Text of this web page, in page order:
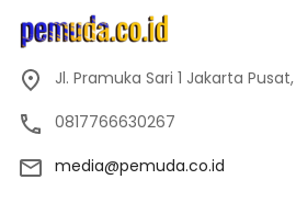
Jl. Pramuka Sari 1 Jakarta
0817766630267
media@pemuda.co.id